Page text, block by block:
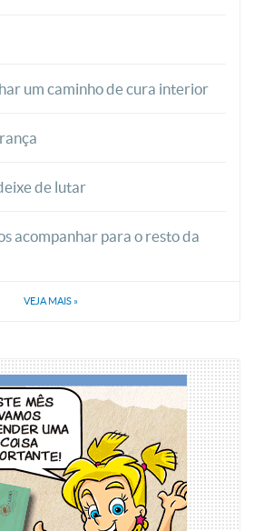
um caminho de cura interior
de lutar
acompanhar para o resto da
VEJA MAIS »